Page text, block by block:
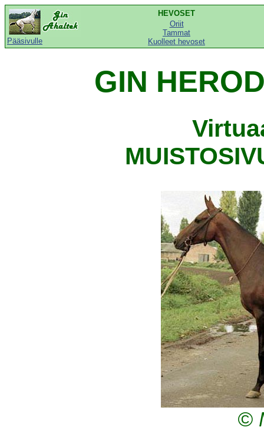
Pääsivulle
HEVOSET
Oriit
Tammat
Kuolleet hevoset
GIN
©